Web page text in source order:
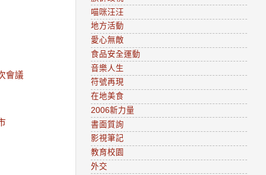
會議
喵咪汪汪
地方活動
愛心無敵
食品安全運動
音樂人生
符號再現
在地美食
2006新力量
書面質詢
影視筆記
教育校園
外交